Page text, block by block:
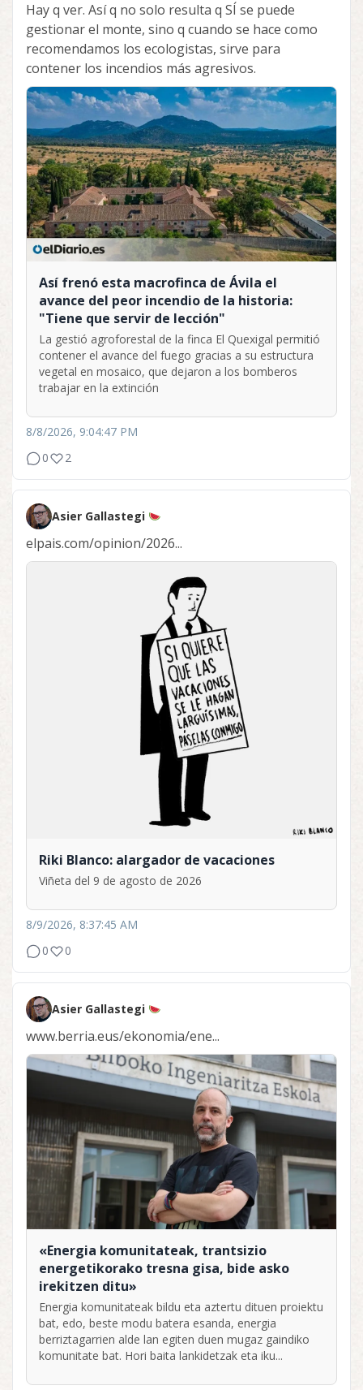
Hay q ver. Así q no solo resulta q SÍ se puede
gestionar el monte, sino q cuando se hace como
recomendamos los ecologistas, sirve para
contener los incendios más agresivos.
Así frenó esta macrofinca de Ávila el
avance del peor incendio de la historia:
"Tiene que servir de lección"
La gestió agroforestal de la finca El Quexigal permitió
contener el avance del fuego gracias a su estructura
vegetal en mosaico, que dejaron a los bomberos
trabajar en la extinción
8/8/2026, 9:04:47 PM
0
2
Asier Gallastegi
elpais.com/opinion/2026...
Riki Blanco: alargador de vacaciones
Viñeta del 9 de agosto de 2026
8/9/2026, 8:37:45 AM
0
0
Asier Gallastegi
www.berria.eus/ekonomia/ene...
«Energia komunitateak, trantsizio
energetikorako tresna gisa, bide asko
irekitzen ditu»
Energia komunitateak bildu eta aztertu dituen proiektu
bat, edo, beste modu batera esanda, energia
berriztagarrien alde lan egiten duen mugaz gaindiko
komunitate bat. Hori baita lankidetzak eta iku...